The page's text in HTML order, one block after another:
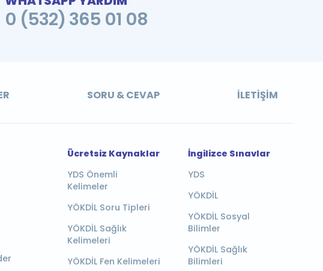
0 (532) 365 01 08
SORU & CEVAP İLETIŞIM
Ücretsiz Kaynaklar
YDS Önemli
Kelimeler
YÖKDİL Soru Tipleri
YÖKDİL Sağlık
Kelimeleri
YÖKDİL Fen Kelimeleri
İngilizce Sınavlar
YDS
YÖKDİL
YÖKDİL Sosyal
Bilimler
YÖKDİL Sağlık
Bilimleri